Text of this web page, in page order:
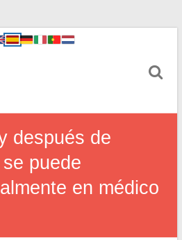
después de
puede
en médico